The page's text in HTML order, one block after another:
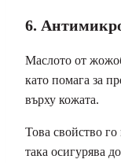
6.
Маслото от
като помага за
върху кожата.
Това свойство
така осигурява